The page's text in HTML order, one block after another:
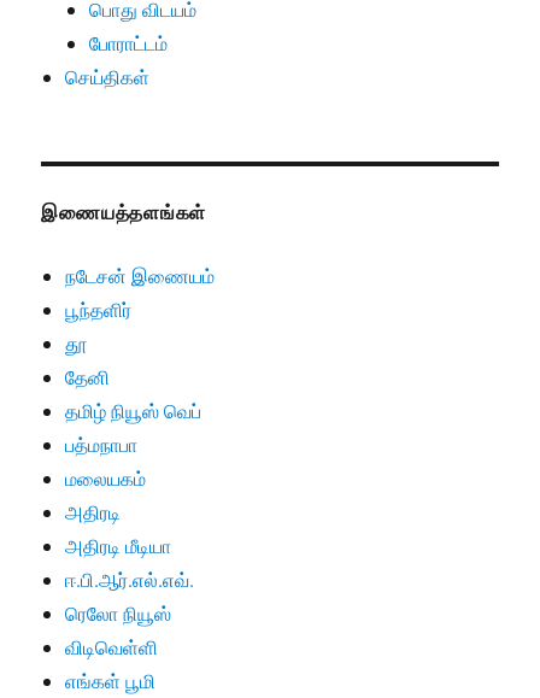
பொது விடயம்
போராட்டம்
செய்திகள்
இணையத்தளங்கள்
நடேசன் இணையம்
பூந்தளிர்
தூ
தேனி
தமிழ் நியூஸ் வெப்
பத்மநாபா
மலையகம்
அதிரடி
அதிரடி மீடியா
ஈ.பி.ஆர்.எல்.எவ்.
ரெலோ நியூஸ்
விடிவெள்ளி
எங்கள் பூமி